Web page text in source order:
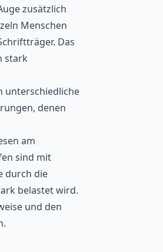
zusätzlich
Menschen
Das
stark
unterschiedliche
denen
am
sind mit
durch die
belastet wird.
und den